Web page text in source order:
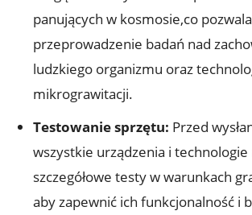
panujących w kosmosie,co
przeprowadzenie badań nad
ludzkiego organizmu oraz
mikrograwitacji.
Testowanie ‌sprzętu: Przed
wszystkie urządzenia⁢ i⁤
szczegółowe testy w warunkach
⁤aby⁤ zapewnić ich funkcjonalność i